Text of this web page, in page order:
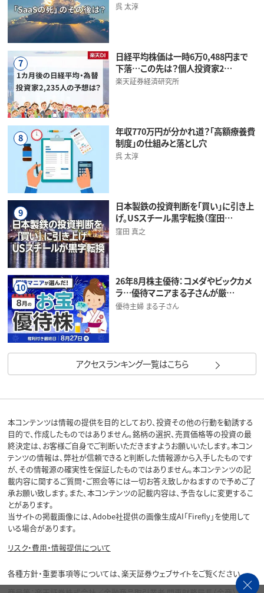
呉 太淳
7
日経平均株価は一時6万0,488円まで
下落…この先は？個人投資家2…
楽天証券経済研究所
8
年収770万円が分かれ道？「高額療養費
制度」の仕組みと落とし穴
呉 太淳
9
日本製鉄の投資判断を「買い」に引き上
げ。USスチール黒字転換（窪田…
窪田 真之
10
26年8月株主優待：コメダやビックカメ
ラ…優待マニアまる子さんが厳…
優待主婦 まる子さん
アクセスランキング一覧はこちら
本コンテンツは情報の提供を目的としており、投資その他の行動を勧誘する
目的で、作成したものではありません。銘柄の選択、売買価格等の投資の最
終決定は、お客様ご自身でご判断いただきますようお願いいたします。本コン
テンツの情報は、弊社が信頼できると判断した情報源から入手したものです
が、その情報源の確実性を保証したものではありません。本コンテンツの記
載内容に関するご質問・ご照会等には一切お答え致しかねますので予めご了
承お願い致します。また、本コンテンツの記載内容は、予告なしに変更するこ
とがあります。
当サイトの掲載画像には、Adobe社提供の画像生成AI「Firefly」を使用して
いる場合があります。
リスク・費用・情報提供について
各種方針・重要事項等については、楽天証券ウェブサイトをご覧ください。